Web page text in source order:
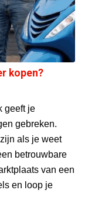
kopen?
geeft je
gebreken.
als je weet
betrouwbare
van een
en loop je